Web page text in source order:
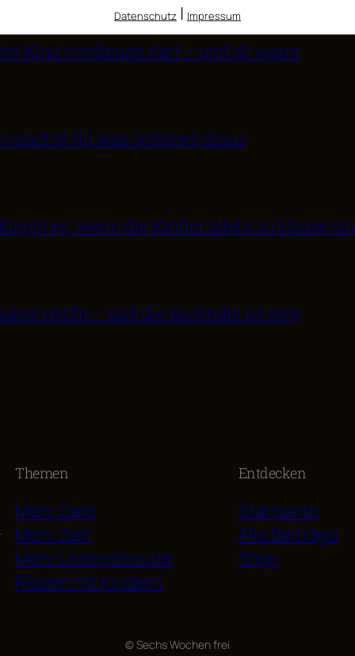
Kind verdienen darf – und ab wann
machst du was Schönes draus
es, wenn die Kinder allein zu Hause
reicht – und die Kontrolle ist weg
Themen
Mehr Geld
Mehr Zeit
Mehr Lebensfreude
Reisen mit Kindern
Entdecken
Startseite
Alle Beiträge
Shop
© Sechs Wochen frei
Datenschutz | Impressum